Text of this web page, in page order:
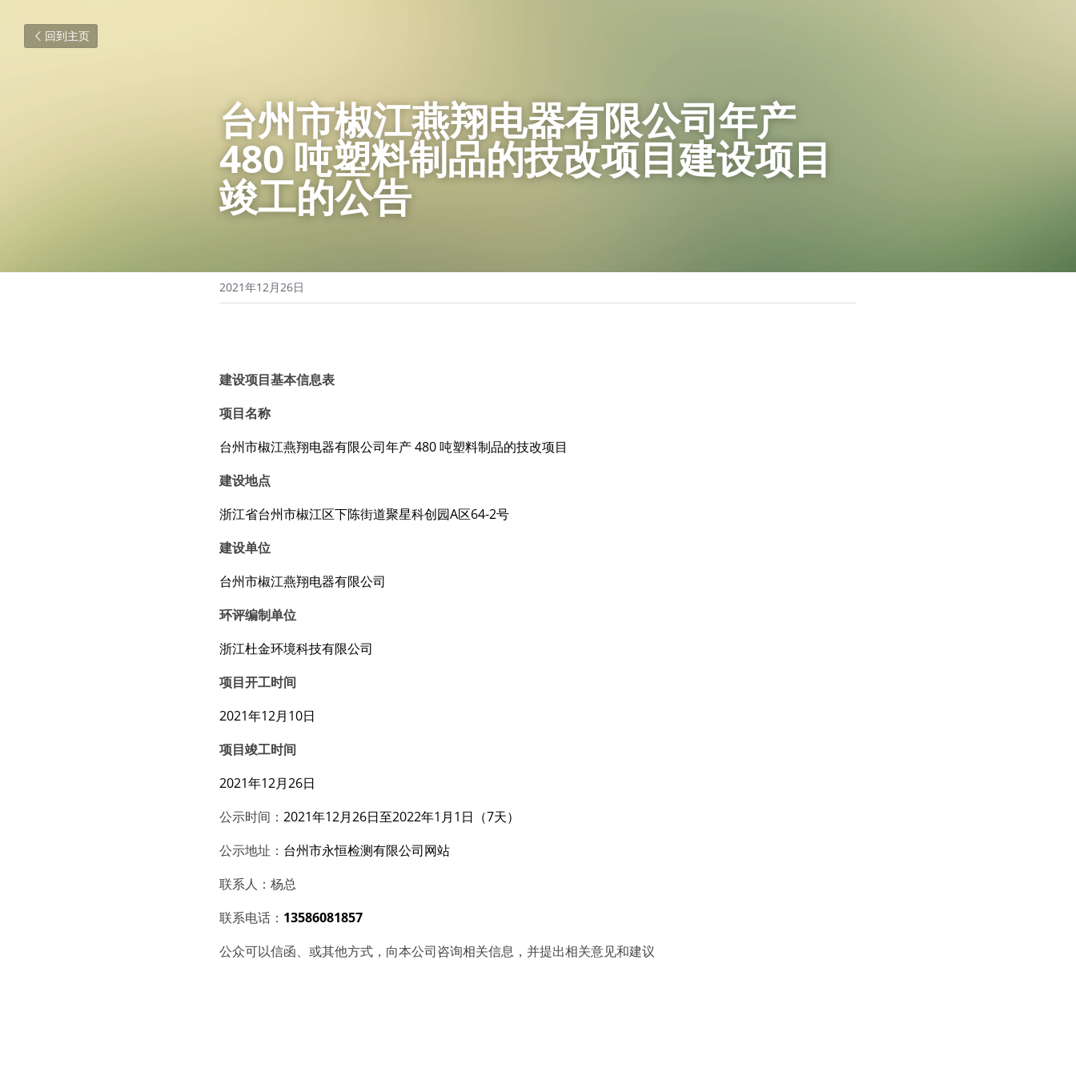
回到主页
台州市椒江燕翔电器有限公司年产
480 吨塑料制品的技改项目建设项目
竣工的公告
2021年12月26日
建设项目基本信息表
项目名称
台州市椒江燕翔电器有限公司年产480 吨塑料制品的技改项目
建设地点
浙江省台州市椒江区下陈街道聚星科创园A区64-2号
建设单位
台州市椒江燕翔电器有限公司
环评编制单位
浙江杜金环境科技有限公司
项目开工时间
2021年12月10日
项目竣工时间
2021年12月26日
公示时间： 2021年12月26日至2022年1 月1 日（7天）
公示地址： 台州市永恒检测有限公司网站
联系人：杨总
联系电话： 13586081857
公众可以信函、或其他方式，向本公司咨询相关信息，并提出相关意见和建议